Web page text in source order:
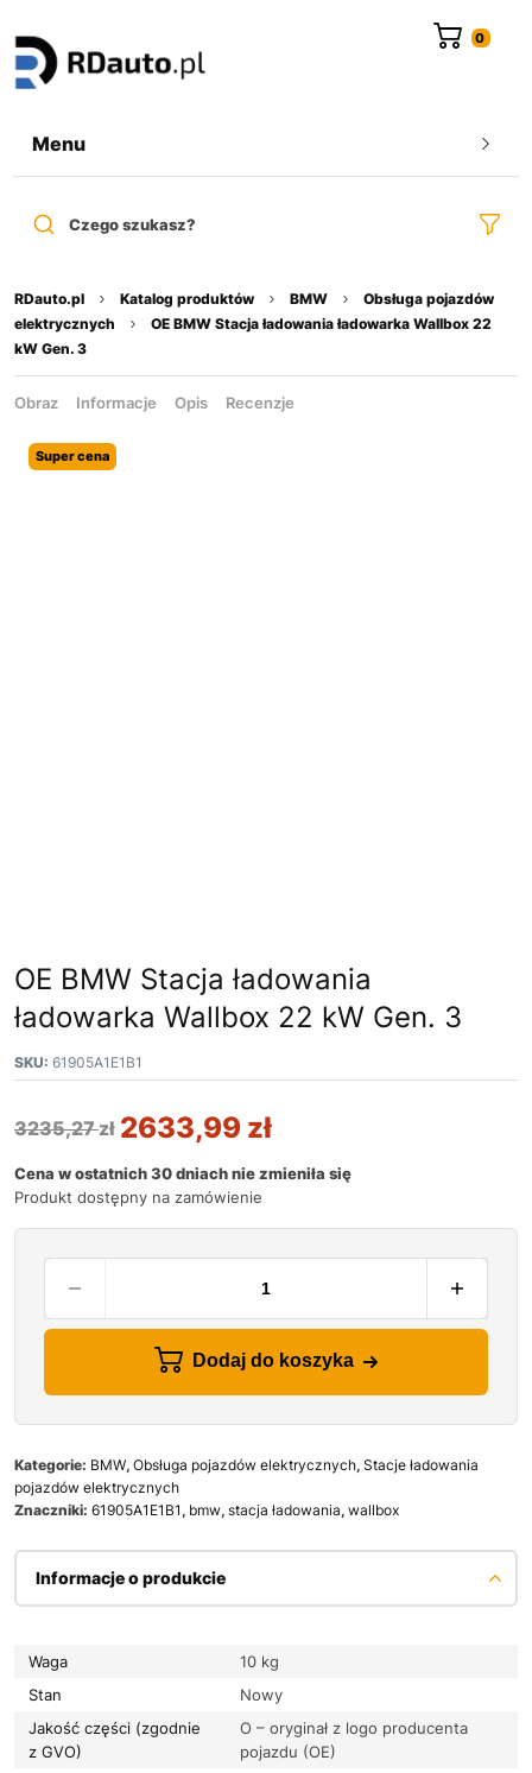
Menu
Czego szukasz?
RDauto.pl Katalog produktów BMW
Obsługa pojazdów
elektrycznych
OE BMW Stacja ładowania ładowarka Wallbox 22
kW Gen. 3
Obraz Informacje Opis Recenzje
Super cena
OE BMW Stacja ładowania
ładowarka Wallbox 22 kW Gen. 3
SKU: 61905A1E1B1
3235,27zł 2633,99 zł
Cena w ostatnich 30 dniach nie zmieniła się
Produkt dostępny na zamówienie
Dodaj do koszyka
Kategorie: BMW, Obsługa pojazdów elektrycznych, Stacje ładowania
pojazdów elektrycznych
Znaczniki: 61905A1E1B1 , bmw, stacja ładowania, wallbox
Informacje o produkcie
Waga
10 kg
Stan
Nowy
Jakość części (zgodnie
z GVO)
O – oryginał z logo producenta
pojazdu (OE)